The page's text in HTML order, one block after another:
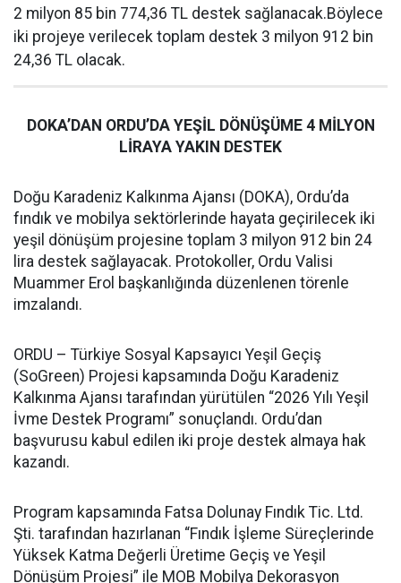
2 milyon 85 bin 774,36 TL destek sağlanacak.Böylece
iki projeye verilecek toplam destek 3 milyon 912 bin
24,36 TL olacak.
DOKA’DAN ORDU’DA YEŞİL DÖNÜŞÜME 4 MİLYON
LİRAYA YAKIN DESTEK
Doğu Karadeniz Kalkınma Ajansı (DOKA), Ordu’da
fındık ve mobilya sektörlerinde hayata geçirilecek iki
yeşil dönüşüm projesine toplam 3 milyon 912 bin 24
lira destek sağlayacak. Protokoller, Ordu Valisi
Muammer Erol başkanlığında düzenlenen törenle
imzalandı.
ORDU – Türkiye Sosyal Kapsayıcı Yeşil Geçiş
(SoGreen) Projesi kapsamında Doğu Karadeniz
Kalkınma Ajansı tarafından yürütülen “2026 Yılı Yeşil
İvme Destek Programı” sonuçlandı. Ordu’dan
başvurusu kabul edilen iki proje destek almaya hak
kazandı.
Program kapsamında Fatsa Dolunay Fındık Tic. Ltd.
Şti. tarafından hazırlanan “Fındık İşleme Süreçlerinde
Yüksek Katma Değerli Üretime Geçiş ve Yeşil
Dönüşüm Projesi” ile MOB Mobilya Dekorasyon